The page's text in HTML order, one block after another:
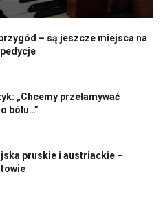
– są jeszcze miejsca na
„Chcemy przełamywać
bólu…”
pruskie i austriackie –